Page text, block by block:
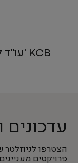
עו"ד קרן כהן בלחרסקי ושות' KCB
הצטרפו
פרויקטים